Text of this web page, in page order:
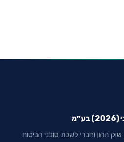
ההון וחברי לשכת סוכני הביטוח